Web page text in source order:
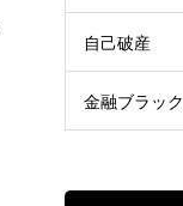
自己破産
金融ブラック